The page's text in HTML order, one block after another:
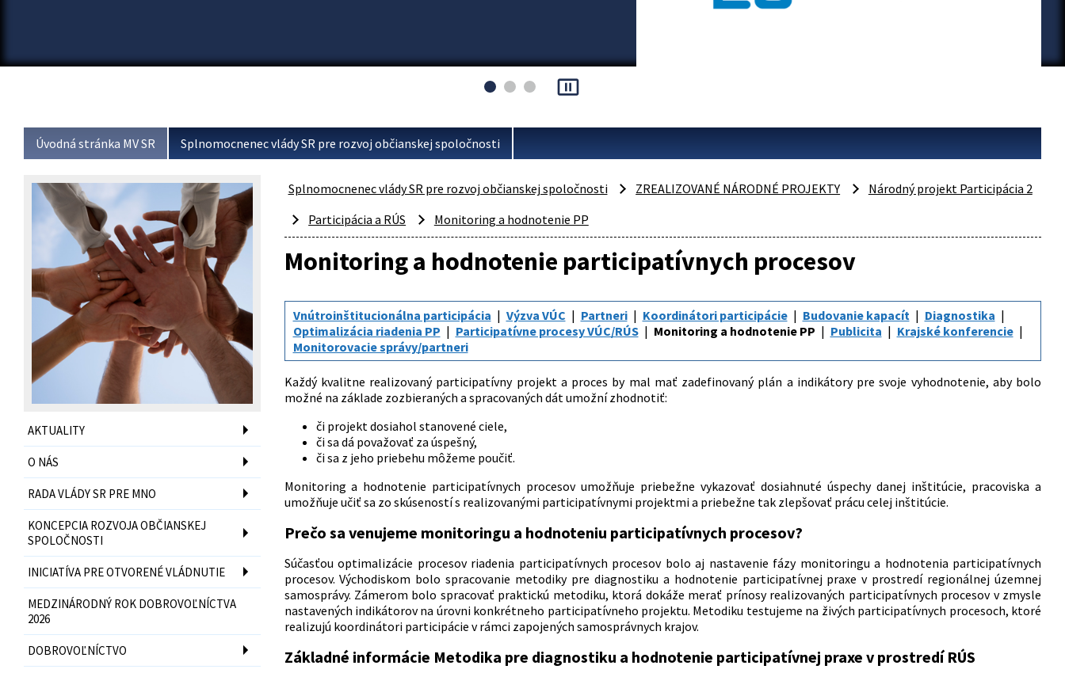
pause_presentation
Úvodná stránka MV SR Splnomocnenec vlády SR pre rozvoj občianskej spoločnosti
AKTUALITY
O NÁS
RADA VLÁDY SR PRE MNO
KONCEPCIA ROZVOJA OBČIANSKEJ
SPOLOČNOSTI
INICIATÍVA PRE OTVORENÉ VLÁDNUTIE
MEDZINÁRODNÝ ROK DOBROVOĽNÍCTVA
2026
DOBROVOĽNÍCTVO
Splnomocnenec vlády SR pre rozvoj občianskej spoločnosti ZREALIZOVANÉ NÁRODNÉ PROJEKTY
Národný projekt Participácia 2
Participácia a RÚS
Monitoring a hodnotenie PP
Monitoring a hodnotenie participatívnych procesov
Vnútroinštitucionálna participácia Výzva VÚC Partneri Koordinátori participácie Budovanie kapacít
Diagnostika
Optimalizácia riadenia PP
Participatívne procesy VÚC/RÚS Monitoring a hodnotenie PP Publicita
Krajské konferencie
Monitorovacie správy/partneri
Každý kvalitne realizovaný participatívny projekt a proces by mal mať zadefinovaný plán a indikátory pre svoje vyhodnotenie, aby bolo
možné na základe zozbieraných a spracovaných dát umožní zhodnotiť:
či projekt dosiahol stanovené ciele,
či sa dá považovať za úspešný,
či sa z jeho priebehu môžeme poučiť.
Monitoring a hodnotenie participatívnych procesov umožňuje priebežne vykazovať dosiahnuté úspechy danej inštitúcie, pracoviska a
umožňuje učiť sa zo skúseností s realizovanými participatívnymi projektmi a priebežne tak zlepšovať prácu celej inštitúcie.
Prečo sa venujeme monitoringu a hodnoteniu participatívnych procesov?
Súčasťou optimalizácie procesov riadenia participatívnych procesov bolo aj nastavenie fázy monitoringu a hodnotenia participatívnych
procesov. Východiskom bolo spracovanie metodiky pre diagnostiku a hodnotenie participatívnej praxe v prostredí regionálnej územnej
samosprávy. Zámerom bolo spracovať praktickú metodiku, ktorá dokáže merať prínosy realizovaných participatívnych procesov v zmysle
nastavených indikátorov na úrovni konkrétneho participatívneho projektu. Metodiku testujeme na živých participatívnych procesoch, ktoré
realizujú koordinátori participácie v rámci zapojených samosprávnych krajov.
Základné informácie Metodika pre diagnostiku a hodnotenie participatívnej praxe v prostredí RÚS